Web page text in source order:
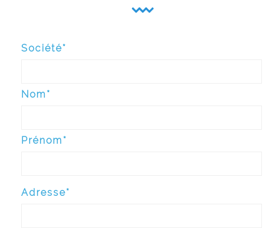
Société*
Nom*
Prénom*
Adresse*